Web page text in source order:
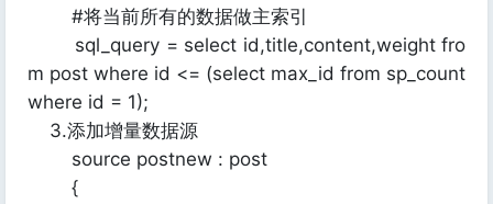
#将当前所有的数据做主索引
sql_query = select id,title,content,weight fro
m post where id <= (select max_id from sp_count
where id = 1);
3.添加增量数据源
source postnew : post
{